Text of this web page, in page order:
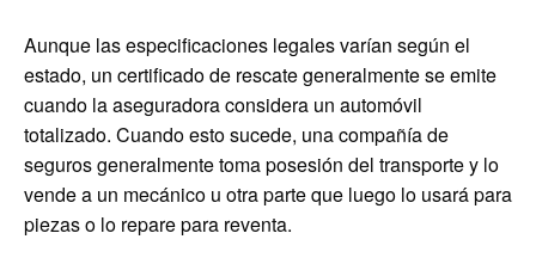
Aunque las especificaciones legales varían según el
estado, un certificado de rescate generalmente se emite
cuando la aseguradora considera un automóvil
totalizado. Cuando esto sucede, una compañía de
seguros generalmente toma posesión del transporte y lo
vende a un mecánico u otra parte que luego lo usará para
piezas o lo repare para reventa.